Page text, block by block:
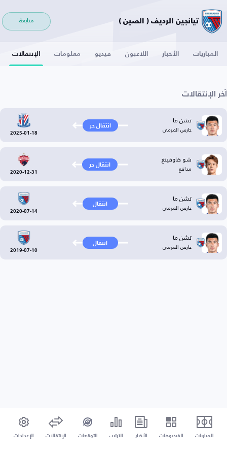
تيانجين الرديف ( الصين ) متابعة
المباريات الأخبار اللاعبون فيديو معلومات الإنتقالات
آخر الإنتقالات
تشن ما
حارس المرمى انتقال حر
2025-01-18
شو هاوفينغ
مدافع انتقال حر
2020-12-31
تشن ما
حارس المرمى انتقال
2020-07-14
تشن ما
حارس المرمى انتقال
2019-07-10
المباريات الفيديوهات الأخبار الترتيب التوقعات الإنتقالات الإعدادات